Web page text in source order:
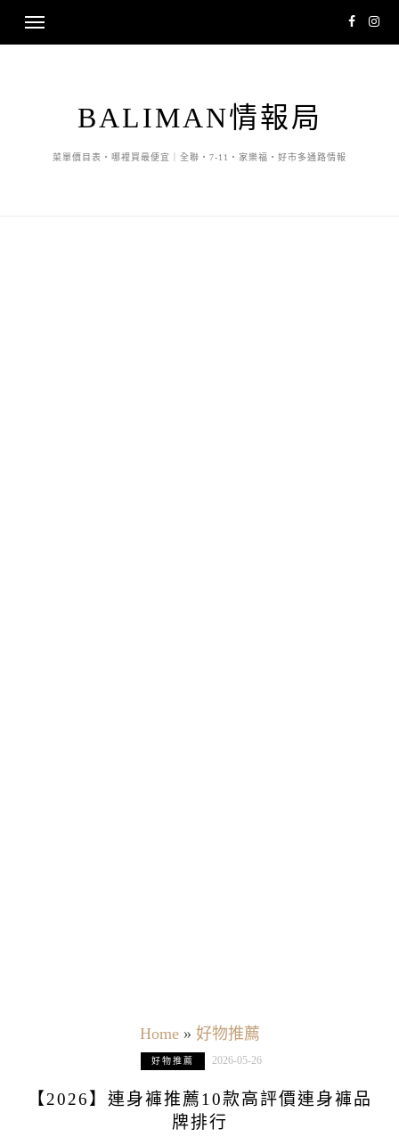
BALIMAN情報局
菜單價目表・哪裡買最便宜｜全聯・7-11・家樂福・好市多通路情報
Home» 好物推薦
好物推薦 2026-05-26
【2026】連身褲推薦10款高評價連身褲品
牌排行